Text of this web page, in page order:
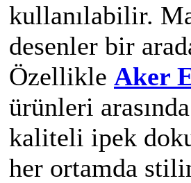
kullanılabilir.
desenler bir
Özellikle Aker
ürünleri
kaliteli ipek
her ortamda